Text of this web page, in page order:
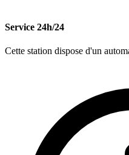
Service 24h/24
Cette station dispose d'un